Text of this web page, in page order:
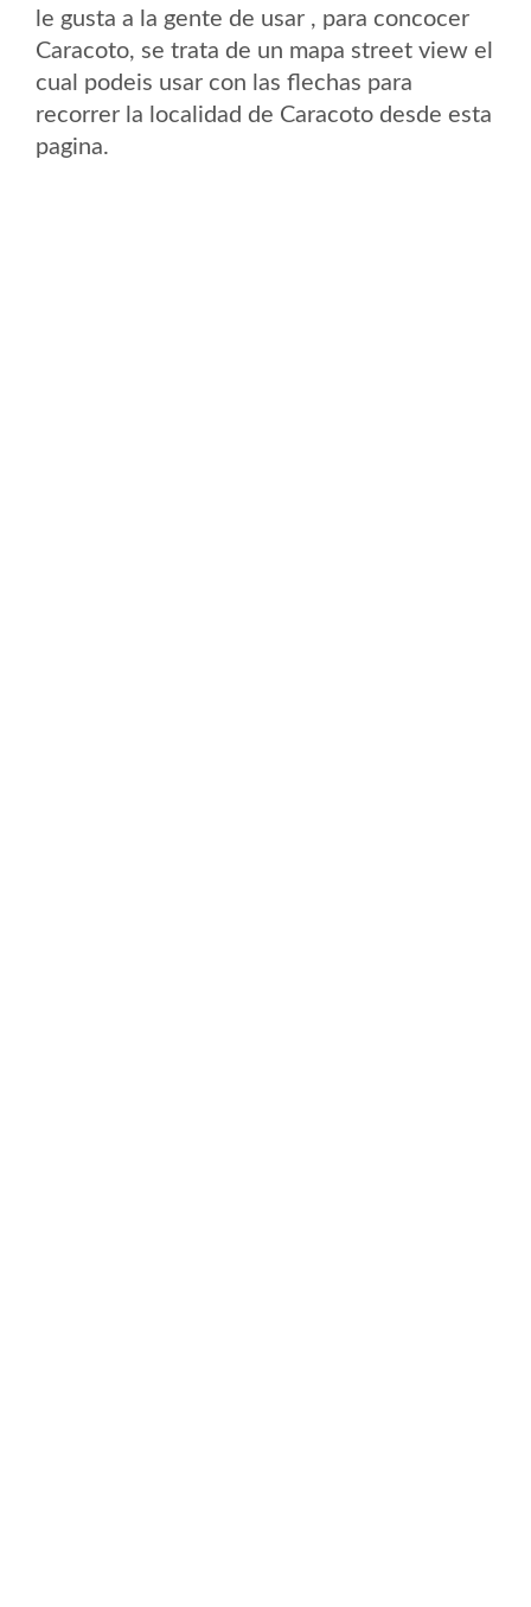
le gusta a la gente de usar , para concocer
Caracoto, se trata de un mapa street view el
cual podeis usar con las flechas para
recorrer la localidad de Caracoto desde esta
pagina.